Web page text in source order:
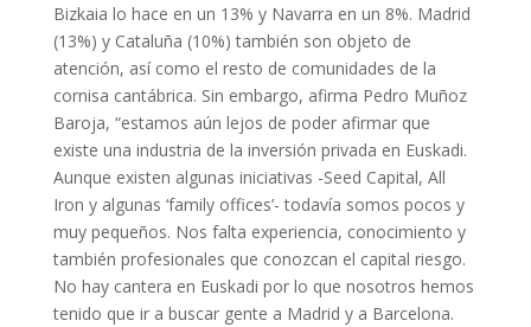
Bizkaia lo hace en un 13% y Navarra en un 8%. Madrid
(13%) y Cataluña (10%) también son objeto de
atención, así como el resto de comunidades de la
cornisa cantábrica. Sin embargo, afirma Pedro Muñoz
Baroja, “estamos aún lejos de poder afirmar que
existe una industria de la inversión privada en Euskadi.
Aunque existen algunas iniciativas -Seed Capital, All
Iron y algunas ‘family offices’- todavía somos pocos y
muy pequeños. Nos falta experiencia, conocimiento y
también profesionales que conozcan el capital riesgo.
No hay cantera en Euskadi por lo que nosotros hemos
tenido que ir a buscar gente a Madrid y a Barcelona.